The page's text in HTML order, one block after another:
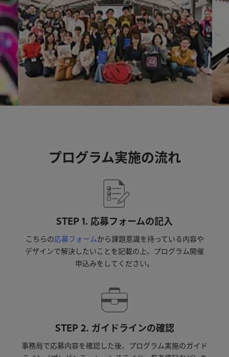
プログラム実施の流れ
STEP 1. 応募フォームの記入
こちらの応募フォームから課題意識を持っている内容や
デザインで解決したいことを記載の 上、 プログラ ム開催
申込みを してください。
STEP 2. ガイドラインの確認
事務局で応募内容を確認した後、プログラム実施のガイド